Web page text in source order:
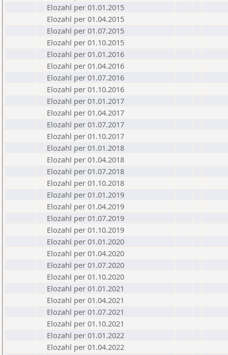
Elozahl per 01.01.2015
Elozahl per 01.04.2015
Elozahl per 01.07.2015
Elozahl per 01.10.2015
Elozahl per 01.01.2016
Elozahl per 01.04.2016
Elozahl per 01.07.2016
Elozahl per 01.10.2016
Elozahl per 01.01.2017
Elozahl per 01.04.2017
Elozahl per 01.07.2017
Elozahl per 01.10.2017
Elozahl per 01.01.2018
Elozahl per 01.04.2018
Elozahl per 01.07.2018
Elozahl per 01.10.2018
Elozahl per 01.01.2019
Elozahl per 01.04.2019
Elozahl per 01.07.2019
Elozahl per 01.10.2019
Elozahl per 01.01.2020
Elozahl per 01.04.2020
Elozahl per 01.07.2020
Elozahl per 01.10.2020
Elozahl per 01.01.2021
Elozahl per 01.04.2021
Elozahl per 01.07.2021
Elozahl per 01.10.2021
Elozahl per 01.01.2022
Elozahl per 01.04.2022